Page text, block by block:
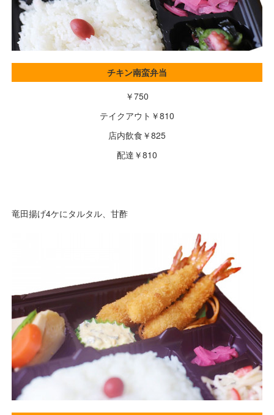
チキン南蛮弁当
￥750
テイクアウト￥810
店内飲食￥825
配達￥810
竜田揚げ4ケにタルタル、甘酢